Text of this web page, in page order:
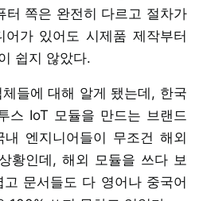
터 쪽은 완전히 다르고 절차가
어가 있어도 시제품 제작부터
쉽지 않았다.
들에 대해 알게 됐는데, 한국
스 IoT 모듈을 만드는 브랜드
엔지니어들이 무조건 해외
황인데, 해외 모듈을 쓰다 보
문서들도 다 영어나 중국어